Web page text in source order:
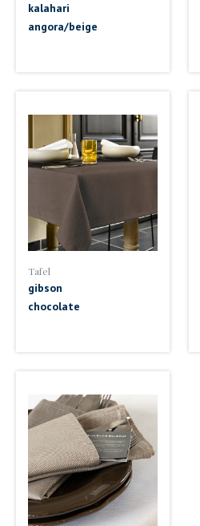
kalahari
angora/beige
Tafel
gibson
chocolate